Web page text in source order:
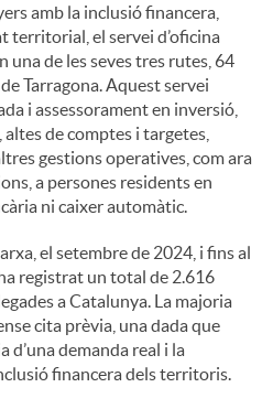
amb la inclusió financera,
territorial, el servei d’oficina
una de les seves tres rutes, 64
Tarragona. Aquest servei
i assessorament en inversió,
de comptes i targetes,
gestions operatives, com ara
a persones residents en
ni caixer automàtic.
el setembre de 2024, i fins al
registrat un total de 2.616
a Catalunya. La majoria
cita prèvia, una dada que
d’una demanda real i la
financera dels territoris.